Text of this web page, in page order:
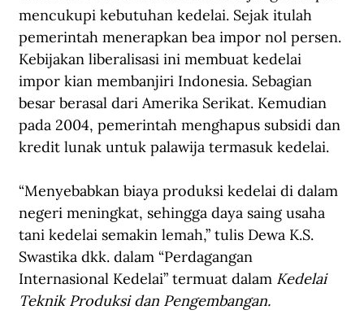
mencukupi kebutuhan kedelai. Sejak itulah
pemerintah menerapkan bea impor nol persen.
Kebijakan liberalisasi ini membuat kedelai
impor kian membanjiri Indonesia. Sebagian
besar berasal dari Amerika Serikat. Kemudian
pada 2004, pemerintah menghapus subsidi dan
kredit lunak untuk palawija termasuk kedelai.
“Menyebabkan biaya produksi kedelai di dalam
negeri meningkat, sehingga daya saing usaha
tani kedelai semakin lemah,” tulis Dewa K.S.
Swastika dkk. dalam “Perdagangan
Internasional Kedelai” termuat dalam Kedelai
Teknik Produksi dan Pengembangan.